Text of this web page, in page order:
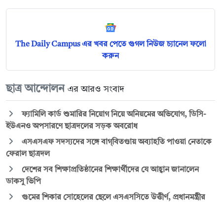
The Daily Campus এর খবর পেতে গুগল নিউজ চ্যানেল ফলো
করুন
ছাত্র আন্দোলন এর আরও সংবাদ
ফ্যামিলি কার্ড শুমারির নিয়োগ নিয়ে অনিয়মের অভিযোগ, ডিসি-
ইউএনও অপসারণে ছাত্রদলের সড়ক অবরোধ
এসএসএফ সদস্যদের সঙ্গে বাগ্‌বিতণ্ডায় অব্যাহতি পাওয়া নেতাকে
ফেরাল ছাত্রদল
দেশের সব শিক্ষাপ্রতিষ্ঠানের শিক্ষার্থীদের যে আহ্বান জানালেন
ডাকসু ভিপি
গুমের শিকার সোহেলের ছেলে এসএসসিতে উত্তীর্ণ, প্রধানমন্ত্রীর